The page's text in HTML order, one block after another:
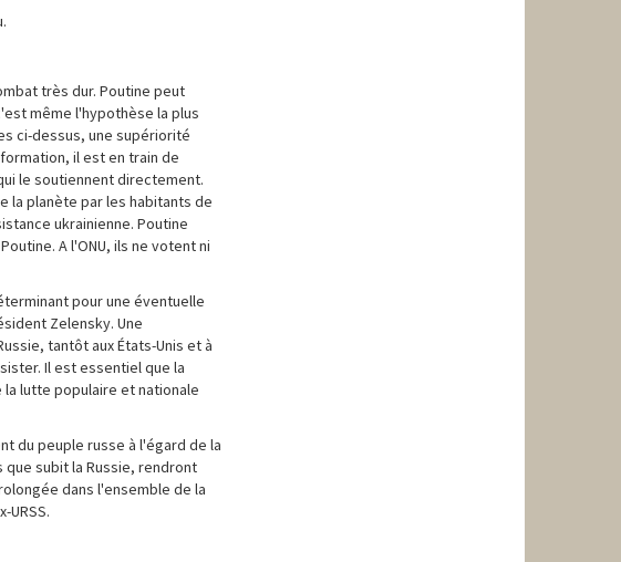
très dur. Poutine peut
même l'hypothèse la plus
ci-dessus, une supériorité
il est en train de
le soutiennent directement.
la planète par les habitants de
ukrainienne. Poutine
A l'ONU, ils ne votent ni
pour une éventuelle
Zelensky. Une
tantôt aux États-Unis et à
Il est essentiel que la
lutte populaire et nationale
du peuple russe à l'égard de la
subit la Russie, rendront
dans l'ensemble de la